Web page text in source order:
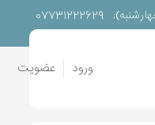
07731222629
ورود عضویت